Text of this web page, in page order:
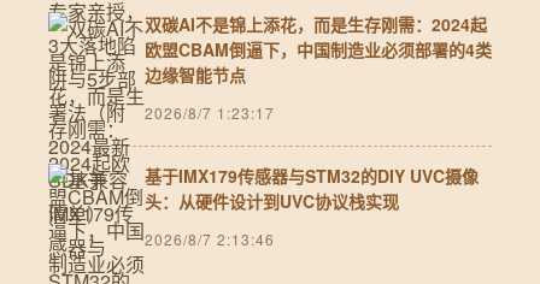
双碳AI不是锦上添花，而是生存刚需：2024起
欧盟CBAM倒逼下，中国制造业必须部署的4类
边缘智能节点
2026/8/7 1:23:17
基于IMX179传感器与STM32的DIY UVC摄像
头：从硬件设计到UVC协议栈实现
2026/8/7 2:13:46